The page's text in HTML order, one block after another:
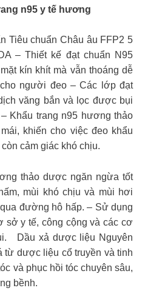
n95 y tế hương
Tiêu chuẩn Châu âu FFP2 5
– Thiết kế đạt chuẩn N95
kín khít mà vẫn thoáng dễ
người đeo – Các lớp đạt
văng bắn và lọc được bụi
Khẩu trang n95 hương thảo
khiến cho việc đeo khẩu
cảm giác khó chịu.
thảo dược ngăn ngừa tốt
mùi khó chịu và mùi hơi
đường hô hấp. – Sử dụng
sở y tế, công cộng và các cơ
Dầu xả dược liệu Nguyên
từ dược liệu cổ truyền và tinh
và phục hồi tóc chuyên sâu,
bềnh.